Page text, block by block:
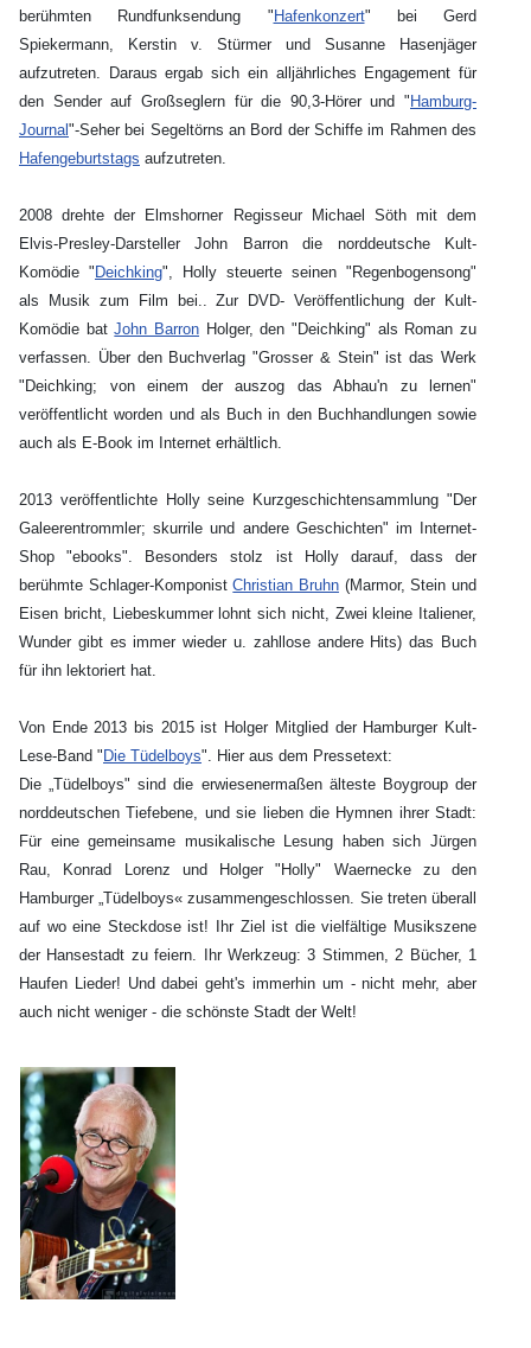
berühmten Rundfunksendung " Hafenkonzert" bei Gerd
Spiekermann, Kerstin v. Stürmer und Susanne Hasenjäger
aufzutreten. Daraus ergab sich ein alljährliches Engagement für
den Sender auf Großseglern für die 90,3-Hörer und " Hamburg-
Journal"-Seher bei Segeltörns an Bord der Schiffe im Rahmen des
Hafengeburtstags aufzutreten.
2008 drehte der Elmshorner Regisseur Michael Söth mit dem
Elvis-Presley-Darsteller John Barron die norddeutsche Kult-
Komödie " Deichking", Holly steuerte seinen "Regenbogensong"
als Musik zum Film bei.. Zur DVD- Veröffentlichung der Kult-
Komödie batJohn Barron Holger, den "Deichking" als Roman zu
verfassen. Über den Buchverlag "Grosser & Stein" ist das Werk
"Deichking; von einem der auszog das Abhau'n zu lernen"
veröffentlicht worden und als Buch in den Buchhandlungen sowie
auch als E-Book im Internet erhältlich.
2013 veröffentlichte Holly seine Kurzgeschichtensammlung "Der
Galeerentrommler; skurrile und andere Geschichten" im Internet-
Shop "ebooks". Besonders stolz ist Holly darauf, dass der
berühmte Schlager-KomponistChristian Bruhn (Marmor, Stein und
Eisen bricht, Liebeskummer lohnt sich nicht, Zwei kleine Italiener,
Wunder gibt es immer wieder u. zahllose andere Hits) das Buch
für ihn lektoriert hat.
Von Ende 2013 bis 2015 ist Holger Mitglied der Hamburger Kult-
Lese-Band " Die Tüdelboys". Hier aus dem Pressetext:
Die „Tüdelboys" sind die erwiesenermaßen älteste Boygroup der
norddeutschen Tiefebene, und sie lieben die Hymnen ihrer Stadt:
Für eine gemeinsame musikalische Lesung haben sich Jürgen
Rau, Konrad Lorenz und Holger "Holly" Waernecke zu den
Hamburger „Tüdelboys« zusammengeschlossen. Sie treten überall
auf wo eine Steckdose ist! Ihr Ziel ist die vielfältige Musikszene
der Hansestadt zu feiern. Ihr Werkzeug: 3 Stimmen, 2 Bücher, 1
Haufen Lieder! Und dabei geht's immerhin um - nicht mehr, aber
auch nicht weniger - die schönste Stadt der Welt!